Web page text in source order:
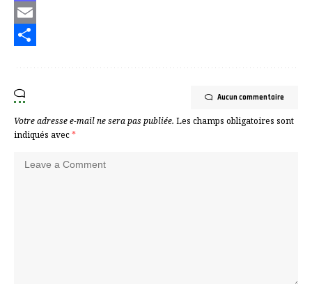
Mastodon
Email
Aucun commentaire
Votre adresse e-mail ne sera pas publiée. Les champs obligatoires sont
indiqués avec*